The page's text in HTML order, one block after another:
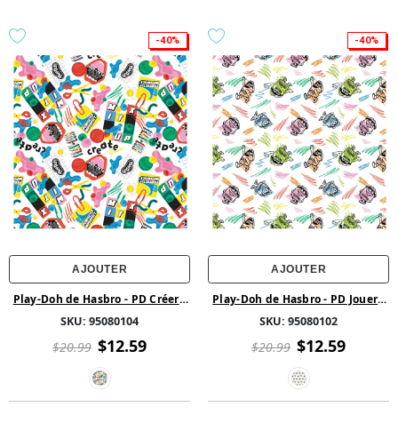
-40%
AJOUTER
Play-Doh de Hasbro - PD Créer -
SKU: 95080104
$20.99 $12.59
-40%
AJOUTER
Play-Doh de Hasbro - PD Jouer -
SKU: 95080102
$20.99 $12.59